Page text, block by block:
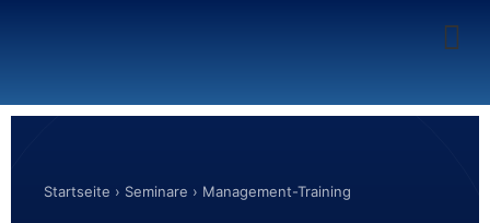
Startseite › Seminare › Management-Training